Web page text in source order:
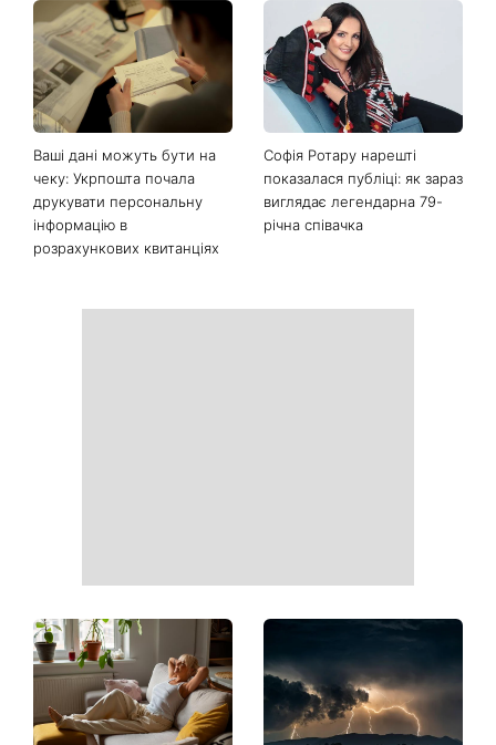
Останні новини
Ваші дані можуть бути на
чеку: Укрпошта почала
друкувати персональну
інформацію в
розрахункових квитанціях
Софія Ротару нарешті
показалася публіці: як зараз
виглядає легендарна 79-
річна співачка